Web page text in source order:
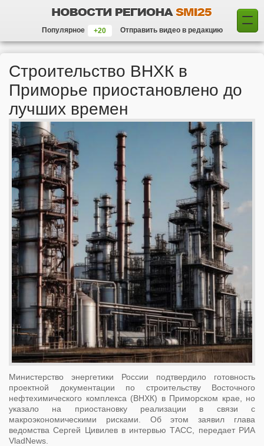
Популярное Отправить видео в редакцию
Строительство ВНХК в
Приморье приостановлено до
лучших времен
Министерство энергетики России подтвердило готовность
проектной документации по строительству Восточного
нефтехимического комплекса (ВНХК) в Приморском крае, но
указало на приостановку реализации в связи с
макроэкономическими рисками. Об этом заявил глава
ведомства Сергей Цивилев в интервью ТАСС, передает РИА
VladNews.